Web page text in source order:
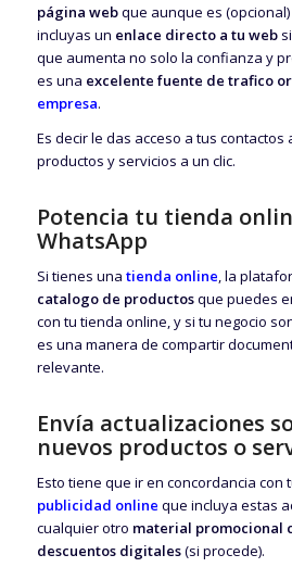
página webque aunque es
incluyas un enlace directo a tu websi
que aumenta no solo la confianza y
es una excelente fuente de trafico
empresa.
Es decir le das acceso a tus
productos y servicios a un clic.
Potencia tu tienda
WhatsApp
Si tienes una tienda online, la
catalogo de productosque puedes
con tu tienda online, y si tu negocio
es una manera de compartir
relevante.
Envía actualizaciones
nuevos productos o
Esto tiene que ir en concordancia con
publicidad online que incluya estas
cualquier otro material promocional
descuentos digitales(si procede).